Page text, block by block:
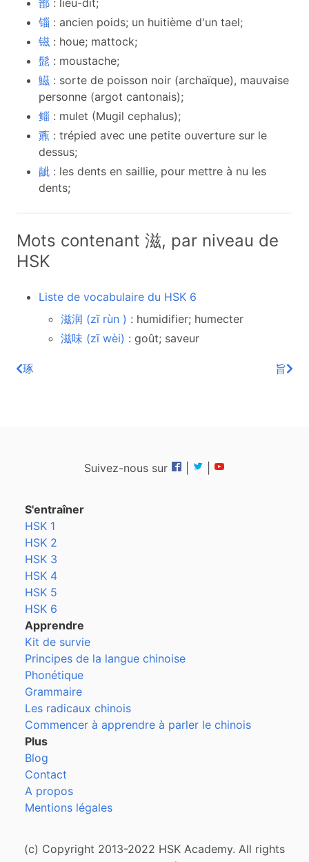
鄑 : lieu-dit;
锱 : ancien poids; un huitième d'un tael;
镃 : houe; mattock;
髭 : moustache;
鰦 : sorte de poisson noir (archaïque), mauvaise
personne (argot cantonais);
鲻 : mulet (Mugil cephalus);
鼒 : trépied avec une petite ouverture sur le
dessus;
龇 : les dents en saillie, pour mettre à nu les
dents;
Mots contenant 滋, par niveau de
HSK
Liste de vocabulaire du HSK 6
滋润 (zī rùn ) : humidifier; humecter
滋味 (zī wèi) : goût; saveur
琢 旨
Suivez-nous sur
S'entraîner
HSK 1
HSK 2
HSK 3
HSK 4
HSK 5
HSK 6
Apprendre
Kit de survie
Principes de la langue chinoise
Phonétique
Grammaire
Les radicaux chinois
Commencer à apprendre à parler le chinois
Plus
Blog
Contact
A propos
Mentions légales
(c) Copyright 2013-2022 HSK Academy. All rights